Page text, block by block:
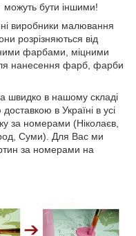
можуть бути іншими!
виробники малювання
розрізняються від
фарбами, міцними
нанесення фарб, фарби
швидко в нашому складі
в Україні в усі
за номерами (Ніколаєв,
Суми). Для Вас ми
за номерами на